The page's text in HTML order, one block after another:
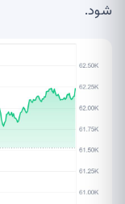
شود.